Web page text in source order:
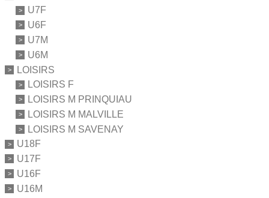
U7F
U6F
U7M
U6M
LOISIRS
LOISIRS F
LOISIRS M PRINQUIAU
LOISIRS M MALVILLE
LOISIRS M SAVENAY
U18F
U17F
U16F
U16M